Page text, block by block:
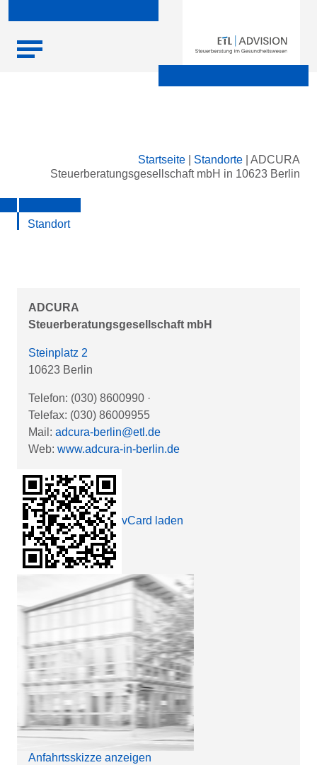
Startseite Standorte
ADCURA
Steuerberatungsgesellschaft mbH in 10623 Berlin
Standort
ADCURA
Steuerberatungsgesellschaft mbH
Steinplatz 2
10623 Berlin
Telefon: (030) 8600990 ·
Telefax: (030) 86009955
Mail: adcura-berlin@etl.de
Web: www.adcura-in-berlin.de
vCard laden
Anfahrtsskizze anzeigen